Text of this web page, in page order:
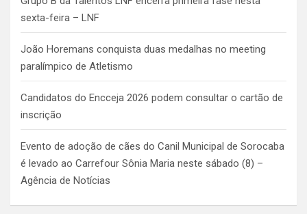
sexta-feira – LNF
João Horemans conquista duas medalhas no meeting
paralímpico de Atletismo
Candidatos do Encceja 2026 podem consultar o cartão de
inscrição
Evento de adoção de cães do Canil Municipal de Sorocaba
é levado ao Carrefour Sônia Maria neste sábado (8) –
Agência de Notícias